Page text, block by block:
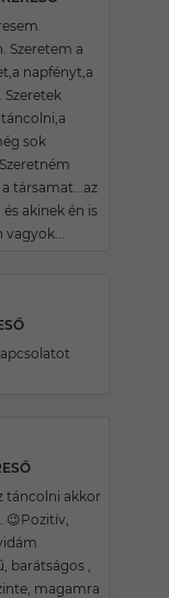
Szeretem a
napfényt,a
Szeretek
sok
társamat...az
akinek én is
vagyok...
táncolni akkor
😉Pozitív,
barátságos ,
magamra